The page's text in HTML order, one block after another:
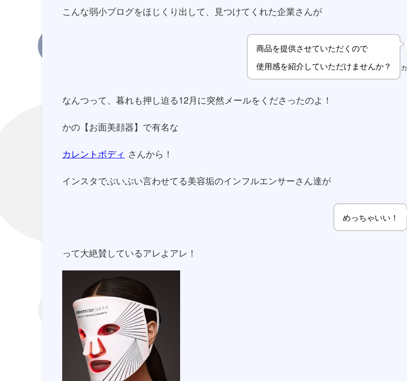
こんな弱小ブログをほじくり出して、見つけてくれた企業さんが
商品を提供させていただくので
使用感を紹介していただけませんか？
なんつって、暮れも押し迫る12月に突然メールをくださったのよ！
かの【お面美顔器】で有名な
カレントボディ さんから！
インスタでぶいぶい言わせてる美容垢のインフルエンサーさん達が
めっちゃいい！
って大絶賛しているアレよアレ！